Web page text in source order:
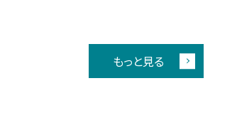
もっと見る